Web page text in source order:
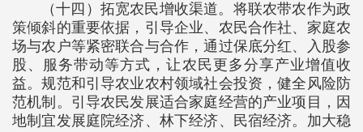
（十四）拓宽农民增收渠道。将联农带农作为政
策倾斜的重要依据，引导企业、农民合作社、家庭农
场与农户等紧密联合与合作，通过保底分红、入股参
股、服务带动等方式，让农民更多分享产业增值收
益。规范和引导农业农村领域社会投资，健全风险防
范机制。引导农民发展适合家庭经营的产业项目，因
地制宜发展庭院经济、林下经济、民宿经济。加大稳